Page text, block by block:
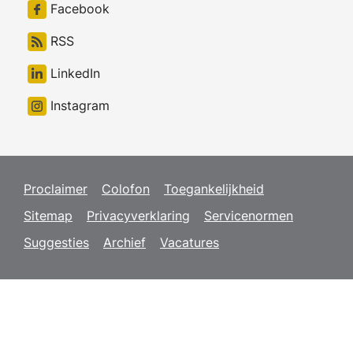
Facebook
RSS
LinkedIn
Instagram
Proclaimer Colofon
Toegankelijkheid
Sitemap
Privacyverklaring
Servicenormen
Suggesties
Archief Vacatures